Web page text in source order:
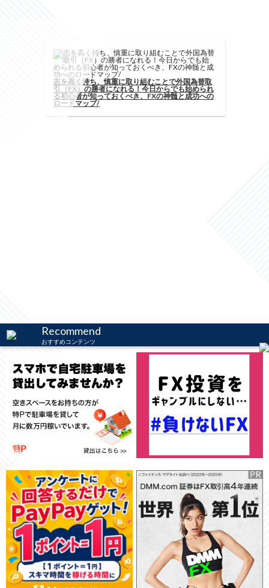
志を高く持ち、慎重に取り組むことで外国為替取
引（FX）の勝者になれる！今日からでも始められ
る初心者が知っておくべき、FXの神髄と成功への
Recommend
おすすめコンテンツ